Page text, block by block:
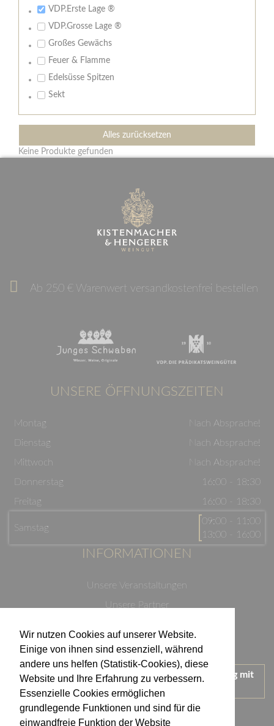
Wir nutzen Cookies auf unserer Website.
Einige von ihnen sind essenziell, während
andere uns helfen (Statistik-Cookies), diese
Website und Ihre Erfahrung zu verbessern.
Essenzielle Cookies ermöglichen
grundlegende Funktionen und sind für die
einwandfreie Funktion der Website
VDP.Erste Lage ®
VDP.Grosse Lage ®
Großes Gewächs
Feuer & Flamme
Edelsüsse Spitzen
Sekt
Alles zurücksetzen
Keine Produkte gefunden
Ab 250 € Warenwert versandkostenfrei bestellen
UNSERE ÖFFNUNGSZEITEN
Montag
Nach Absprache!
Dienstag
Nach Absprache!
Mittwoch
Nach Absprache!
Donnerstag
16:00 - 18:30
Freitag
16:00 - 18:30
Samstag
09:00 - 11:00
13:00 - 16:00
INFORMATIONEN
Unsere Veranstaltungen
Unsere Partner
Impressum
Wir treten für einen verantwortungsvollen Umgang mit
Alkohol ein.
KONTAKT